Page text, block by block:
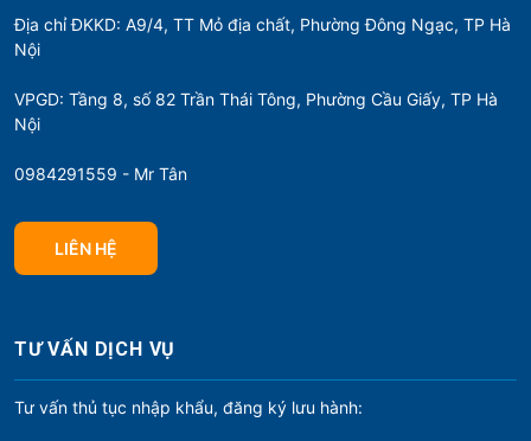
Địa chỉ ĐKKD: A9/4, TT Mỏ địa chất, Phường Đông Ngạc, TP Hà
Nội
VPGD: Tầng 8, số 82 Trần Thái Tông, Phường Cầu Giấy, TP Hà
Nội
0984291559 - Mr Tân
LIÊN HỆ
TƯ VẤN DỊCH VỤ
Tư vấn thủ tục nhập khẩu, đăng ký lưu hành: